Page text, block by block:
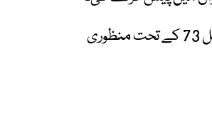
قائمہ کمیٹی کی جانب سے پیش کی جانے والی تجاویز کو آئین کے آرٹیکل 73 کے تحت منظوری